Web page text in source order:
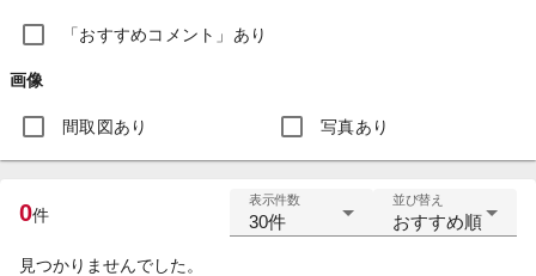
「おすすめコメント」あり
画像
間取図あり 写真あり
0件
表示件数
30件
並び替え
おすすめ順
見つかりませんでした。